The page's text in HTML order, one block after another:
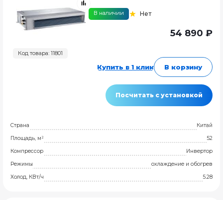
Код товара: 11801
В наличии Нет
54 890 ₽
Купить в 1 клик В корзину
Посчитать с установкой
Страна
Китай
Площадь, м²
52
Компрессор
Инвертор
Режимы
охлаждение и обогрев
Холод, КВт/ч
5.28